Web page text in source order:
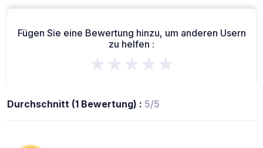
Fügen Sie eine Bewertung hinzu, um anderen Usern
zu helfen :
★★★★★
Durchschnitt (1 Bewertung) : 5/5